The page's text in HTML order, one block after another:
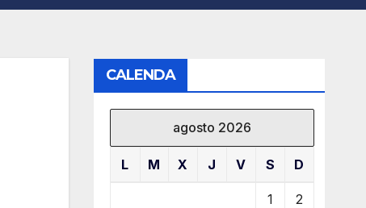
CALENDA
agosto 2026
L M X J V S D
1 2